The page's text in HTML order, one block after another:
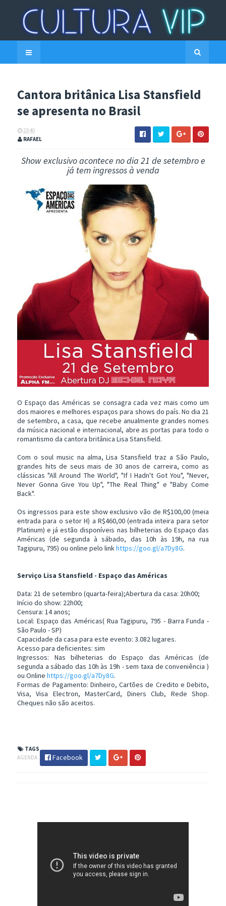
Cantora britânica Lisa Stansfield
se apresenta no Brasil
23:40
RAFAEL
Show exclusivo acontece no dia 21 de setembro e
já tem ingressos à venda
O Espaço das Américas se consagra cada vez mais como um
dos maiores e melhores espaços para shows do país. No dia 21
de setembro, a casa, que recebe anualmente grandes nomes
da música nacional e internacional, abre as portas para todo o
romantismo da cantora britânica Lisa Stansfield.
Com o soul music na alma, Lisa Stansfield traz a São Paulo,
grandes hits de seus mais de 30 anos de carreira, como as
clássicas "All Around The World", "If I Hadn't Got You", "Never,
Never Gonna Give You Up", "The Real Thing" e "Baby Come
Back".
Os ingressos para este show exclusivo vão de R$100,00 (meia
entrada para o setor H) a R$460,00 (entrada inteira para setor
Platinum) e já estão disponíveis nas bilheterias do Espaço das
Américas (de segunda à sábado, das 10h às 19h, na rua
Tagipuru, 795) ou online pelo linkhttps://goo.gl/a7Dy8G.
Serviço Lisa Stansfield - Espaço das Américas
Data: 21 de setembro (quarta-feira);Abertura da casa: 20h00;
Início do show: 22h00;
Censura: 14 anos;
Local: Espaço das Américas( Rua Tagipuru, 795 - Barra Funda -
São Paulo - SP)
Capacidade da casa para este evento: 3.082 lugares.
Acesso para deficientes: sim
Ingressos: Nas bilheterias do Espaço das Américas (de
segunda a sábado das 10h às 19h - sem taxa de conveniência )
ou Online https://goo.gl/a7Dy8G.
Formas de Pagamento: Dinheiro, Cartões de Credito e Debito,
Visa, Visa Electron, MasterCard, Diners Club, Rede Shop.
Cheques não são aceitos.
TAGS
AGENDA
Facebook